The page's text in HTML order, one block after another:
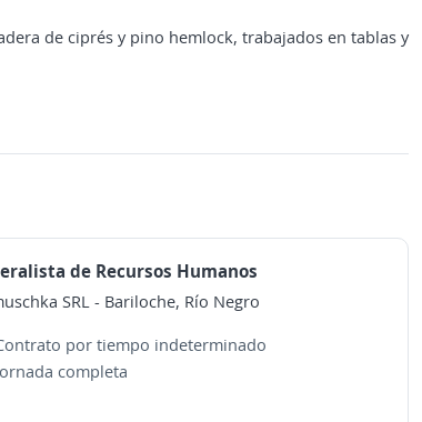
de ciprés y pino hemlock, trabajados en tablas y
de Recursos Humanos
SRL - Bariloche, Río Negro
por tiempo indeterminado
completa